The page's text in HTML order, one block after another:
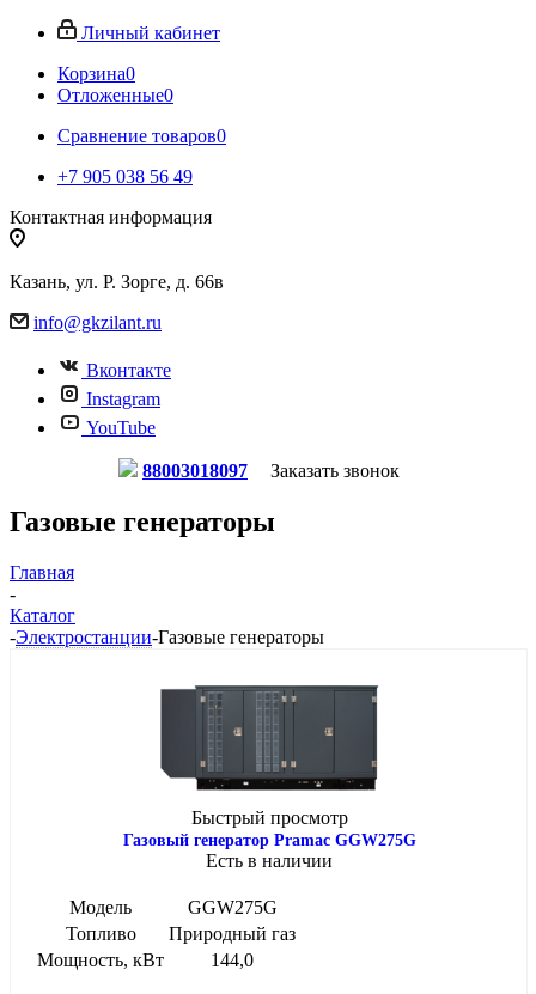
Личный кабинет
Корзина0
Отложенные0
Сравнение товаров0
+7 905 038 56 49
Контактная информация
Казань, ул. Р. Зорге, д. 66в
info@gkzilant.ru
Вконтакте
Instagram
YouTube
88003018097 Заказать звонок
Газовые генераторы
Главная
-
Каталог
-Электростанции-Газовые генераторы
Быстрый просмотр
Газовый генератор Pramac GGW275G
Есть в наличии
Модель
GGW275G
Топливо
Природный газ
Мощность, кВт
144,0